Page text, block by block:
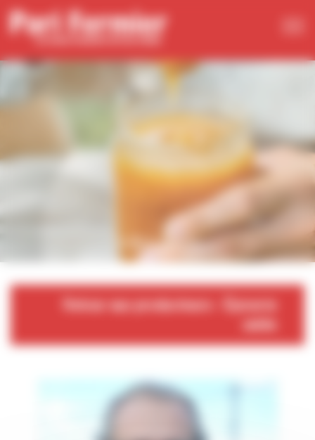
Retour aux producteurs - Épicerie
Panneau de gestion des cookies